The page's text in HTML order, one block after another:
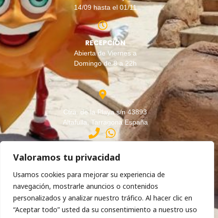
Valoramos tu privacidad
Usamos cookies para mejorar su experiencia de
navegación, mostrarle anuncios o contenidos
personalizados y analizar nuestro tráfico. Al hacer clic en
“Aceptar todo” usted da su consentimiento a nuestro uso
Ctra. de la Playa s/n 43893
Altafulla, Tarragona España
(+34) 977 65 02 13
info@campingsantaeulalia.com
14/09 hasta el 01/11
RECEPCIÓN
Abierta de Viernes a
Domingo de 8 a 22h